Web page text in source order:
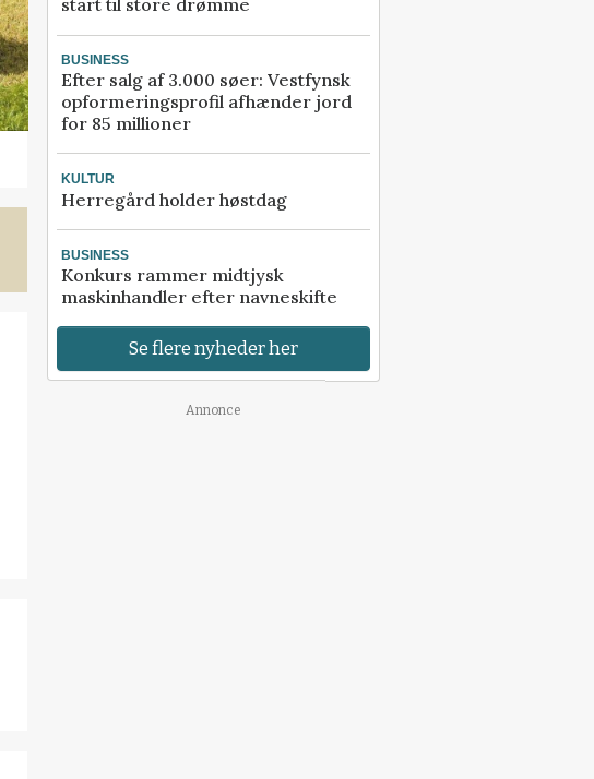
BUSINESS
Efter salg af 3.000 søer: Vestfynsk
opformeringsprofil afhænder jord
for 85 millioner
KULTUR
Herregård holder høstdag
BUSINESS
Konkurs rammer midtjysk
maskinhandler efter navneskifte
Se flere nyheder her
Annonce